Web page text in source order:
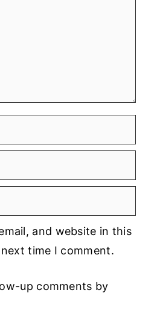
and website in this
time I comment.
up comments by